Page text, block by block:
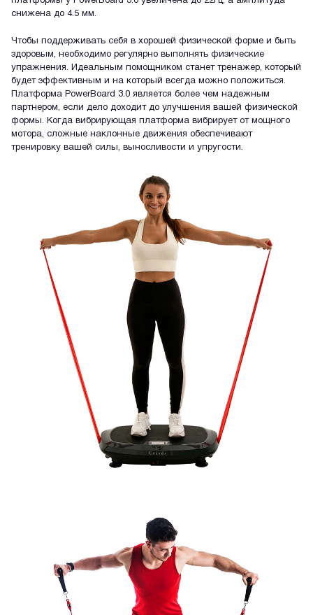
снижена до 4.5 мм.
Чтобы поддерживать себя в хорошей физической форме и быть
здоровым, необходимо регулярно выполнять физические
упражнения. Идеальным помощником станет тренажер, который
будет эффективным и на который всегда можно положиться.
Платформа PowerBoard 3.0 является более чем надежным
партнером, если дело доходит до улучшения вашей физической
формы. Когда вибрирующая платформа вибрирует от мощного
мотора, сложные наклонные движения обеспечивают
тренировку вашей силы, выносливости и упругости.